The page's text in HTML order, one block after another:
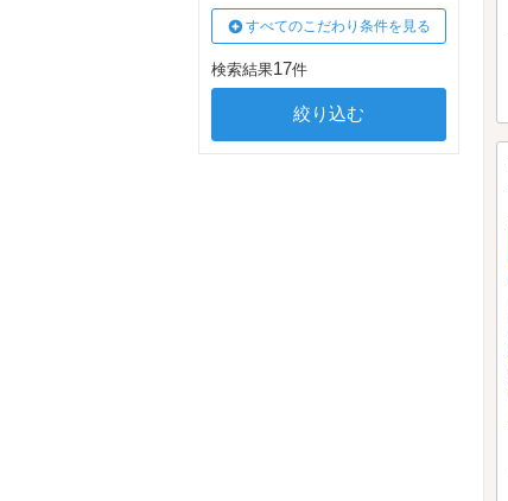
すべてのこだわり条件を見る
検索結果17件